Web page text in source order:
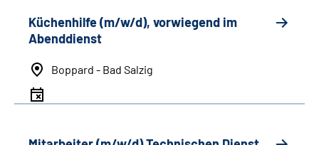
Küchenhilfe (m/w/d), vorwiegend im
Abenddienst
Boppard - Bad Salzig